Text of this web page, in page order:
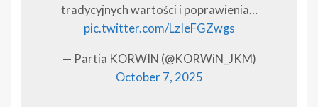
tradycyjnych wartości i poprawienia…
pic.twitter.com/LzIeFGZwgs
— Partia KORWIN (@KORWiN_JKM)
October 7, 2025